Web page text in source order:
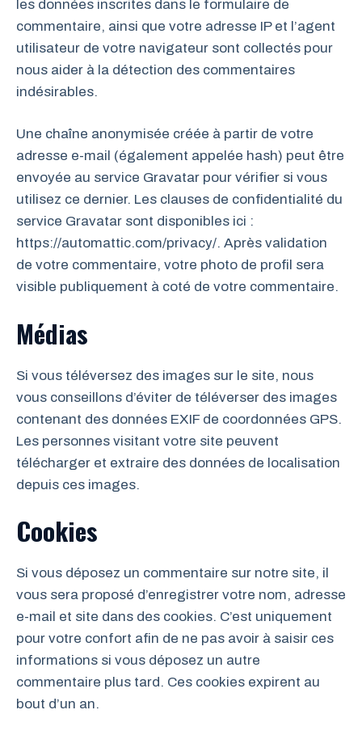
les données inscrites dans le formulaire de
commentaire, ainsi que votre adresse IP et l’agent
utilisateur de votre navigateur sont collectés pour
nous aider à la détection des commentaires
indésirables.
Une chaîne anonymisée créée à partir de votre
adresse e-mail (également appelée hash) peut être
envoyée au service Gravatar pour vérifier si vous
utilisez ce dernier. Les clauses de confidentialité du
service Gravatar sont disponibles ici :
https://automattic.com/privacy/. Après validation
de votre commentaire, votre photo de profil sera
visible publiquement à coté de votre commentaire.
Médias
Si vous téléversez des images sur le site, nous
vous conseillons d’éviter de téléverser des images
contenant des données EXIF de coordonnées GPS.
Les personnes visitant votre site peuvent
télécharger et extraire des données de localisation
depuis ces images.
Cookies
Si vous déposez un commentaire sur notre site, il
vous sera proposé d’enregistrer votre nom, adresse
e-mail et site dans des cookies. C’est uniquement
pour votre confort afin de ne pas avoir à saisir ces
informations si vous déposez un autre
commentaire plus tard. Ces cookies expirent au
bout d’un an.